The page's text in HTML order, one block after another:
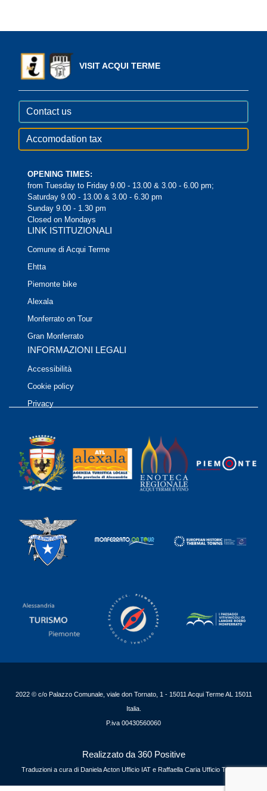
VISIT ACQUI TERME
Contact us
Accomodation tax
OPENING TIMES:
from Tuesday to Friday 9.00 - 13.00 & 3.00 - 6.00 pm;
Saturday 9.00 - 13.00 & 3.00 - 6.30 pm
Sunday 9.00 - 1.30 pm
Closed on Mondays
LINK ISTITUZIONALI
Comune di Acqui Terme
Ehtta
Piemonte bike
Alexala
Monferrato on Tour
Gran Monferrato
INFORMAZIONI LEGALI
Accessibilità
Cookie policy
Privacy
2022 © c/o Palazzo Comunale, viale don Tornato, 1 - 15011 Acqui Terme AL 15011
Italia.
P.iva 00430560060
Realizzato da 360 Positive
Traduzioni a cura di Daniela Acton Ufficio IAT e Raffaella Caria Ufficio Turismo